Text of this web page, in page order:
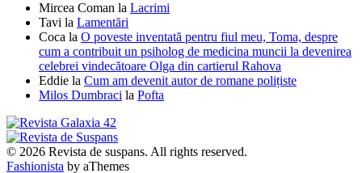
Mircea Coman la Lacrimi
Tavi la Lamentări
Coca la O poveste inventată pentru fiul meu, Toma, despre
cum a contribuit un psiholog de medicina muncii la devenirea
celebrei vindecătoare Olga din cartierul Rahova
Eddie la Cum am devenit autor de romane polițiste
Milos Dumbraci la Pofta
© 2026 Revista de suspans. All rights reserved.
Fashionista by aThemes